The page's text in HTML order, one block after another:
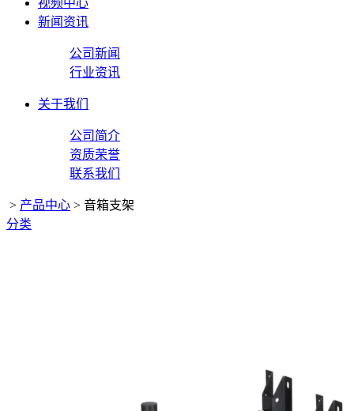
视频中心
新闻资讯
公司新闻
行业资讯
关于我们
公司简介
资质荣誉
联系我们
> 产品中心 > 音箱支架
分类